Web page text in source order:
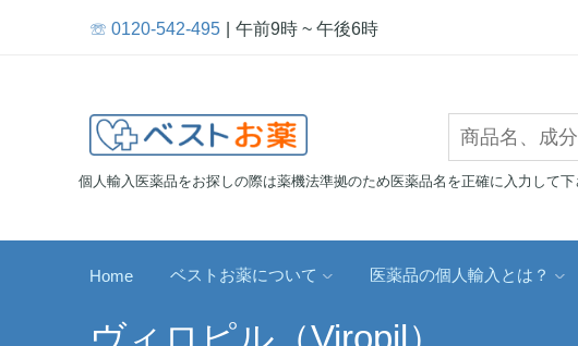
☏ 0120-542-495 午前9時 ~ 午後6時
個人輸入医薬品をお探しの際は薬機法準拠のため医薬品名を正確に入力して下
Home ベストお薬について 医薬品の個人輸入とは？
ヴィロピル（Viropil）